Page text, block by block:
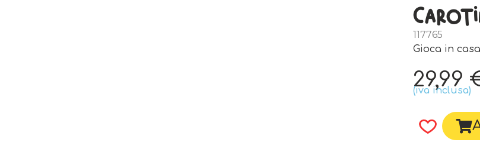
117765
Gioca in
29,99
(iva inclusa)